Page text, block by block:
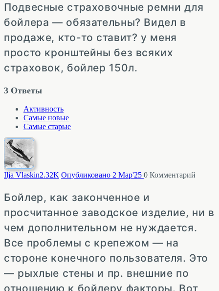
Подвесные страховочные ремни для
бойлера — обязательны? Видел в
продаже, кто-то ставит? у меня
просто кронштейны без всяких
страховок, бойлер 150л.
3 Ответы
Активность
Самые новые
Самые старые
Ilja Vlaskin2.32K Опубликовано 2 Мар'25 0 Комментарий
Бойлер, как законченное и
просчитанное заводское изделие, ни в
чем дополнительном не нуждается.
Все проблемы с крепежом — на
стороне конечного пользователя. Это
— рыхлые стены и пр. внешние по
отношению к бойлеру факторы. Вот